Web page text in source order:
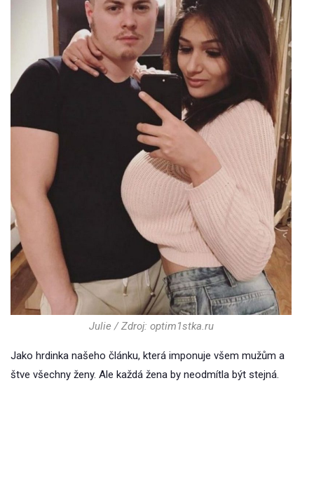
Julie / Zdroj: optim1stka.ru
Jako hrdinka našeho článku, která imponuje všem mužům a
štve všechny ženy. Ale každá žena by neodmítla být stejná.